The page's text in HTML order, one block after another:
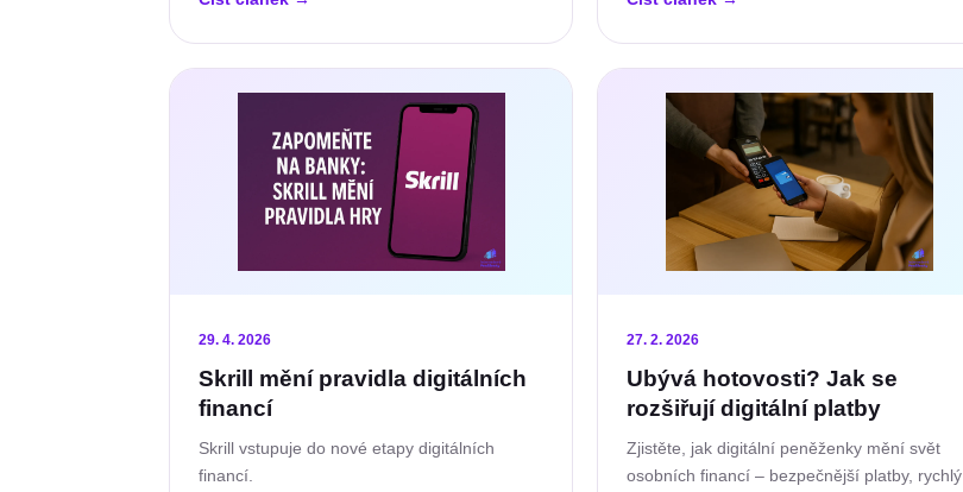
29. 4. 2026
Skrill mění pravidla digitálních
financí
Skrill vstupuje do nové etapy digitálních
financí.
27. 2. 2026
Ubývá hotovosti? Jak se
rozšiřují digitální platby
Zjistěte, jak digitální peněženky mění svět
osobních financí – bezpečnější platby, rychlý